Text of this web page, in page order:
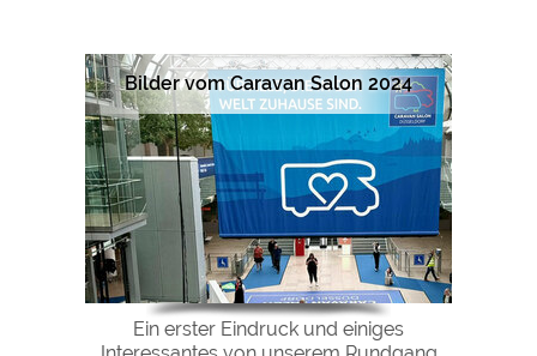
Bilder vom Caravan Salon 2024
Ein erster Eindruck und einiges
Die Cookieeinstellungen können jeder Zeit im Footer
über "COOKIES" geändert werden!